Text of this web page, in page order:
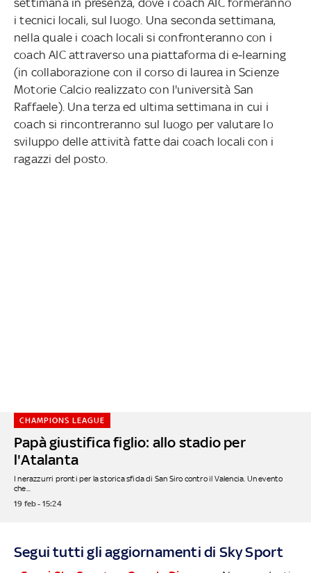
i tecnici locali, sul luogo. Una seconda settimana,
nella quale i coach locali si confronteranno con i
coach AIC attraverso una piattaforma di e-learning
(in collaborazione con il corso di laurea in Scienze
Motorie Calcio realizzato con l'università San
Raffaele). Una terza ed ultima settimana in cui i
coach si rincontreranno sul luogo per valutare lo
sviluppo delle attività fatte dai coach locali con i
ragazzi del posto.
Papà giustifica figlio: allo stadio per
l'Atalanta
CHAMPIONS LEAGUE
I nerazzurri pronti per la storica sfida di San Siro contro il Valencia. Un evento
che...
19 feb - 15:24
Segui tutti gli aggiornamenti di Sky Sport